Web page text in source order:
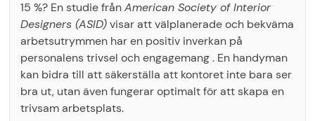
15 %? En studie frånAmerican Society of Interior
Designers (ASID)visar att välplanerade och bekväma
arbetsutrymmen har en positiv inverkan på
personalens trivsel och engagemang . En handyman
kan bidra till att säkerställa att kontoret inte bara ser
bra ut, utan även fungerar optimalt för att skapa en
trivsam arbetsplats.